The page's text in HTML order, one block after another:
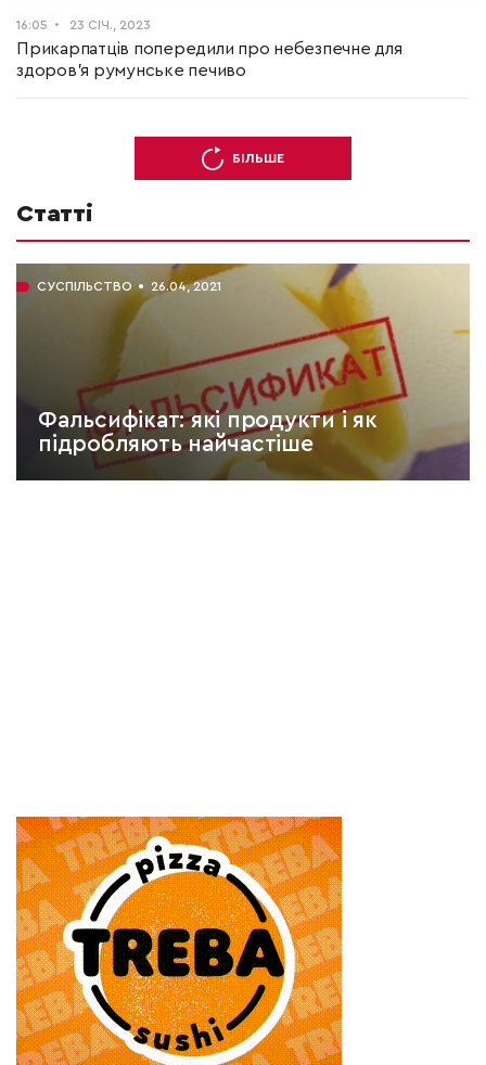
16:05 23 СІЧ., 2023
Прикарпатців попередили про небезпечне для
здоров'я румунське печиво
БІЛЬШЕ
Статті
СУСПІЛЬСТВО 26.04, 2021
Фальсифікат: які продукти і як
підробляють найчастіше